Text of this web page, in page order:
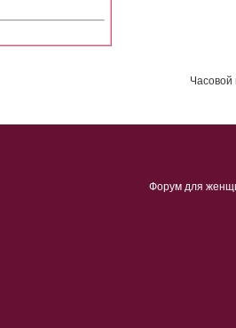
Часовой
Форум для